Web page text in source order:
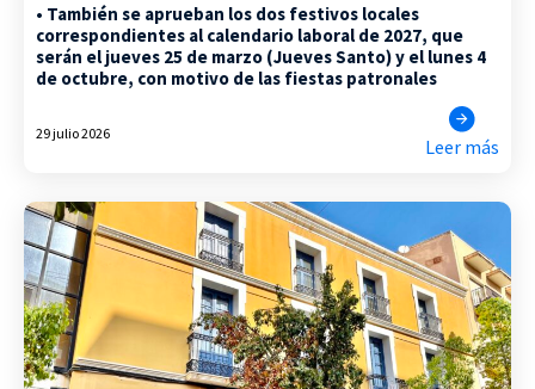
• También se aprueban los dos festivos locales
correspondientes al calendario laboral de 2027, que
serán el jueves 25 de marzo (Jueves Santo) y el lunes 4
de octubre, con motivo de las fiestas patronales
29 julio 2026
Leer más